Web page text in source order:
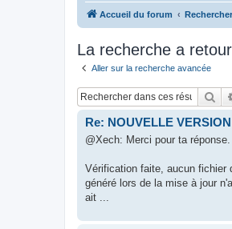
Accueil du forum Rechercher
La recherche a
Aller sur la recherche avancée
Re: NOUVELLE
@Xech: Merci pour ta réponse.
Vérification faite, aucun fichier
généré lors de la mise à jour
ait ...